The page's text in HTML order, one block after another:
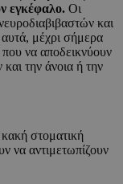
εγκέφαλο. Οι
και
μέχρι σήμερα
να αποδεικνύουν
την άνοια ή την
στοματική
να αντιμετωπίζουν